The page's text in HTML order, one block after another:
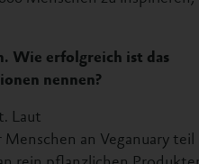
Wie erfolgreich ist das
nennen?
Laut
an Veganuary teil
rein pflanzlichen Produkten